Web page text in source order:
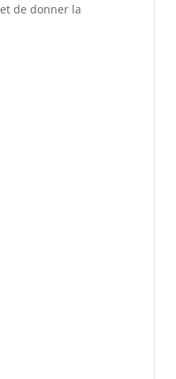
de donner la